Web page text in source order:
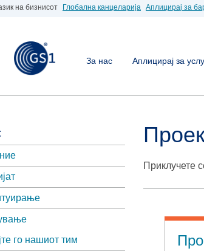
на бизнисот Глобална канцеларија Аплицирај за
За нас Аплицирај за
го нашиот тим
Приклучете